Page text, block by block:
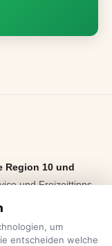
Region 10 und
und Freizeittipps
bis
Ihrer Nähe.
um
entscheiden welche